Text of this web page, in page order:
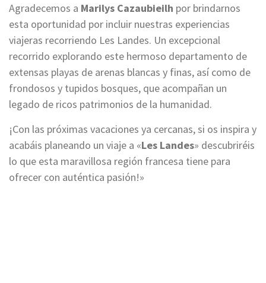
Agradecemos a Marilys Cazaubieilh por brindarnos
esta oportunidad por incluir nuestras experiencias
viajeras recorriendo Les Landes. Un excepcional
recorrido explorando este hermoso departamento de
extensas playas de arenas blancas y finas, así como de
frondosos y tupidos bosques, que acompañan un
legado de ricos patrimonios de la humanidad.
¡Con las próximas vacaciones ya cercanas, si os inspira y
acabáis planeando un viaje a «Les Landes» descubriréis
lo que esta maravillosa región francesa tiene para
ofrecer con auténtica pasión!»